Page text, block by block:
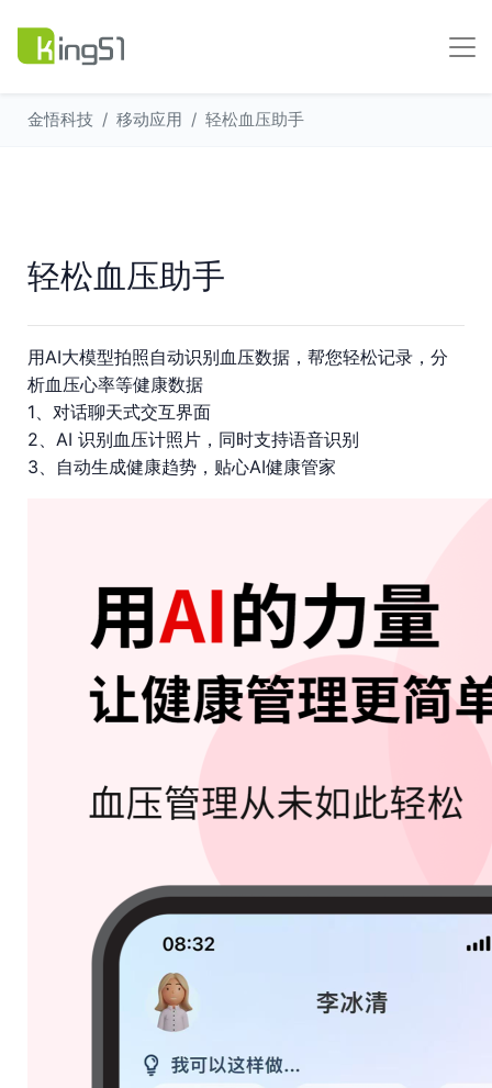
金悟科技 移动应用 轻松血压助手
轻松血压助手
用AI大模型拍照自动识别血压数据，帮您轻松记录，分
析血压心率等健康数据
1、对话聊天式交互界面
​2、AI 识别血压计照片，同时支持语音识别
3、​自动生成健康趋势，贴心AI健康管家